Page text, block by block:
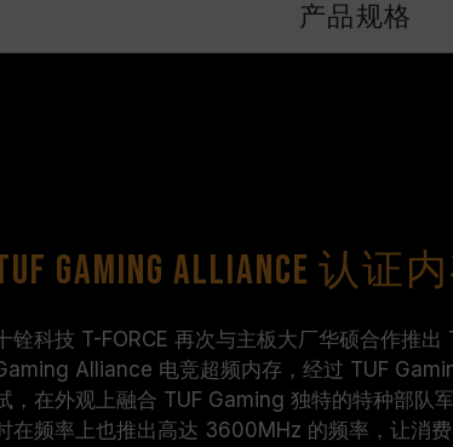
产品规格
Gaming Alliance 认证
铨科技 T-FORCE 再次与主板大厂华硕合作推出
Alliance 电竞超频内存，经过 TUF
，在外观上融合 TUF Gaming 独特的特种部队
在频率上也推出高达 3600MHz 的频率，让消